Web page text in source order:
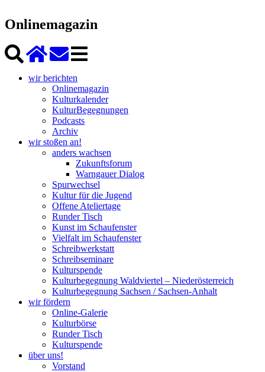
Onlinemagazin
wir berichten
Onlinemagazin
Kulturkalender
KulturBegegnungen
Podcasts
Archiv
wir stoßen an!
anders wachsen
Zukunftsforum
Warngauer Dialog
Spurwechsel
Kultur für die Jugend
Offene Ateliertage
Runder Tisch
Kunst im Schaufenster
Vielfalt im Schaufenster
Schreibwerkstatt
Schreibseminare
Kulturspende
Kulturbegegnung Waldviertel – Niederösterreich
Kulturbegegnung Sachsen / Sachsen-Anhalt
wir fördern
Online-Galerie
Kulturbörse
Runder Tisch
Kulturspende
über uns!
Vorstand